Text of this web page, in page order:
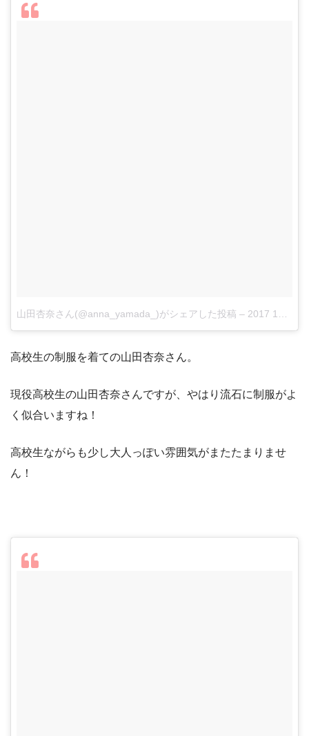
山田杏奈さん(@anna_yamada_)がシェアした投稿 – 2017 11月 7 6:19午後 PST
高校生の制服を着ての山田杏奈さん。
現役高校生の山田杏奈さんですが、やはり流石に制服がよ
く似合いますね！
高校生ながらも少し大人っぽい雰囲気がまたたまりませ
ん！